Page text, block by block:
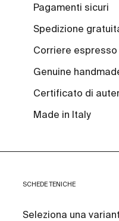
Pagamenti sicuri
Spedizione
Corriere
Genuine
Certificato di
Made in Italy
SCHEDE TENICHE
Seleziona una